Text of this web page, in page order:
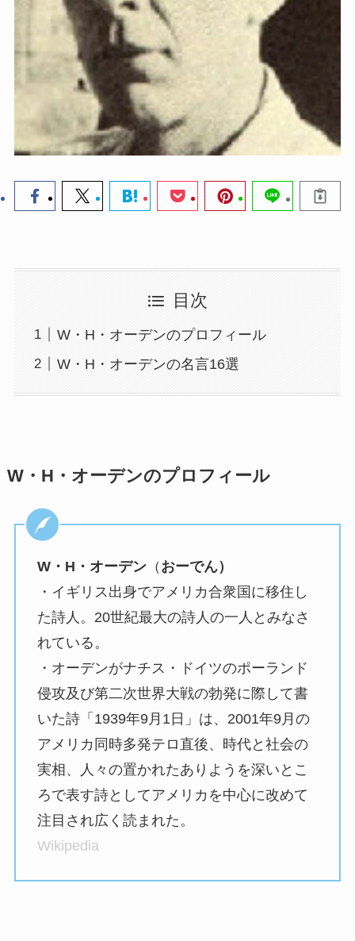
目次
W・H・オーデンのプロフィール
W・H・オーデンの名言16選
W・H・オーデンのプロフィール
W・H・オーデン（ おーでん）
・イギリス出身でアメリカ合衆国に移住し
た詩人。20世紀最大の詩人の一人とみなさ
れている。
・オーデンがナチス・ドイツのポーランド
侵攻及び第二次世界大戦の勃発に際して書
いた詩「1939年9月1日」は、2001年9月の
アメリカ同時多発テロ直後、時代と社会の
実相、人々の置かれたありようを深いとこ
ろで表す詩としてアメリカを中心に改めて
注目され広く読まれた。
Wikipedia